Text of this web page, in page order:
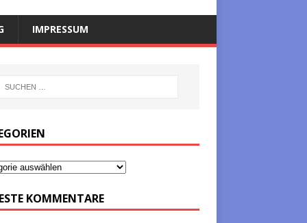
IMPRESSUM
KOMMENTARE